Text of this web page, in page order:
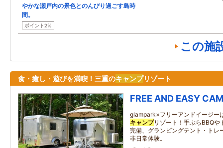
やかな瀬戸内の景色とのんびり過ごす島時
間。
ポイント2%
この施
食・癒し・遊びを満喫！三重のキャンプリゾート
FREE AND EASY
glampark×フリーアンドイージー
キャンプリゾート！手ぶらBBQや
完備、グランピングテント・ト
非日常体験。